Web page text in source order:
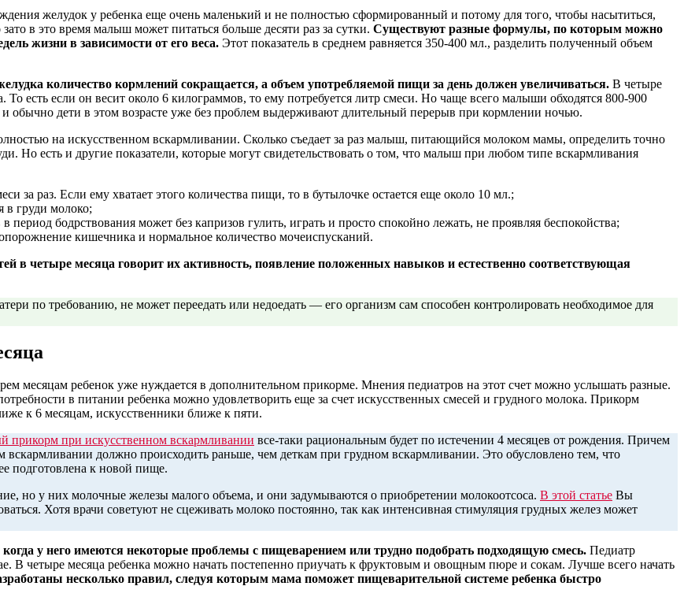
желудок у ребенка еще очень маленький и не полностью сформированный и потому для того, чтобы насытиться,
в это время малыш может питаться больше десяти раз за сутки. Существуют разные формулы, по которым можно
жизни в зависимости от его веса. Этот показатель в среднем равняется 350-400 мл., разделить полученный объем
количество кормлений сокращается, а объем употребляемой пищи за день должен увеличиваться. В четыре
есть если он весит около 6 килограммов, то ему потребуется литр смеси. Но чаще всего малыши обходятся 800-900
обычно дети в этом возрасте уже без проблем выдерживают длительный перерыв при кормлении ночью.
на искусственном вскармливании. Сколько съедает за раз малыш, питающийся молоком мамы, определить точно
Но есть и другие показатели, которые могут свидетельствовать о том, что малыш при любом типе вскармливания
за раз. Если ему хватает этого количества пищи, то в бутылочке остается еще около 10 мл.;
в груди молоко;
бодрствования может без капризов гулить, играть и просто спокойно лежать, не проявляя беспокойства;
кишечника и нормальное количество мочеиспусканий.
в четыре месяца говорит их активность, появление положенных навыков и естественно соответствующая
по требованию, не может переедать или недоедать — его организм сам способен контролировать необходимое для
месяцам ребенок уже нуждается в дополнительном прикорме. Мнения педиатров на этот счет можно услышать разные.
в питании ребенка можно удовлетворить еще за счет искусственных смесей и грудного молока. Прикорм
к 6 месяцам, искусственники ближе к пяти.
прикорм при искусственном вскармливании все-таки рациональным будет по истечении 4 месяцев от рождения. Причем
должно происходить раньше, чем деткам при грудном вскармливании. Это обусловлено тем, что
подготовлена к новой пище.
но у них молочные железы малого объема, и они задумываются о приобретении молокоотсоса. В этой статье Вы
Хотя врачи советуют не сцеживать молоко постоянно, так как интенсивная стимуляция грудных желез может
у него имеются некоторые проблемы с пищеварением или трудно подобрать подходящую смесь. Педиатр
В четыре месяца ребенка можно начать постепенно приучать к фруктовым и овощным пюре и сокам. Лучше всего начать
несколько правил, следуя которым мама поможет пищеварительной системе ребенка быстро